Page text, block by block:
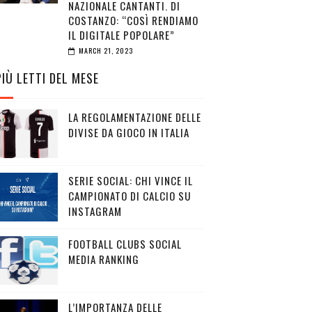
NAZIONALE CANTANTI. DI
COSTANZO: “COSÌ RENDIAMO
IL DIGITALE POPOLARE”
MARCH 21, 2023
LETTI DEL MESE
LA REGOLAMENTAZIONE DELLE
DIVISE DA GIOCO IN ITALIA
SERIE SOCIAL: CHI VINCE IL
CAMPIONATO DI CALCIO SU
INSTAGRAM
FOOTBALL CLUBS SOCIAL
MEDIA RANKING
L’IMPORTANZA DELLE